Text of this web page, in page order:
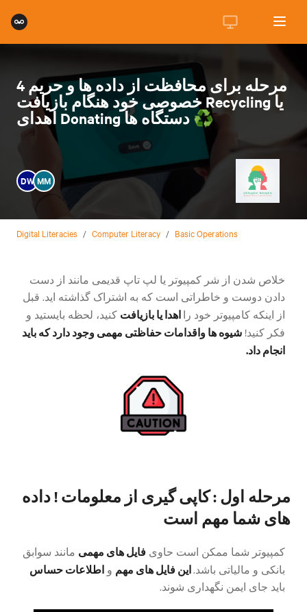
4 مرحله برای محافظت از داده ها و حریم
خصوصی خود هنگام بازیافت Recycling یا
اهدای Donating دستگاه ها ♻️
DW MM
Digital Literacies / Computer Literacy / Basic Operations
خلاص شدن از شر کمپیوتر یا لپ تاپ قدیمی مانند از دست
دادن دوست و خاطراتی است که به اشتراک گذاشته اید. قبل
از اینکه کامپیوتر خود را اهدا یا بازیافت کنید، لحظه بایستید و
فکر کنید! شیوه ها واقدامات حفاظتی مهمی وجود دارد که باید
انجام داد.
مرحله اول : کاپی گیری از معلومات ! داده
های شما مهم است
کمپیوتر شما ممکن است حاوی فایل های مهمی مانند سوابق
بانکی و مالیاتی باشد.این فایل های مهم و اطلاعات حساس
باید جای ایمن نگهداری شوند.